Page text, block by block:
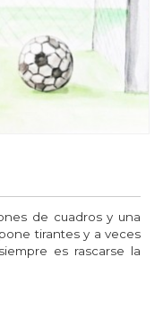
de cuadros y una
tirantes y a veces
es rascarse la